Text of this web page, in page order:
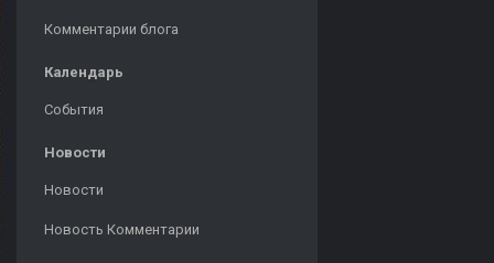
Комментарии блога
Календарь
События
Новости
Новости
Новость Комментарии